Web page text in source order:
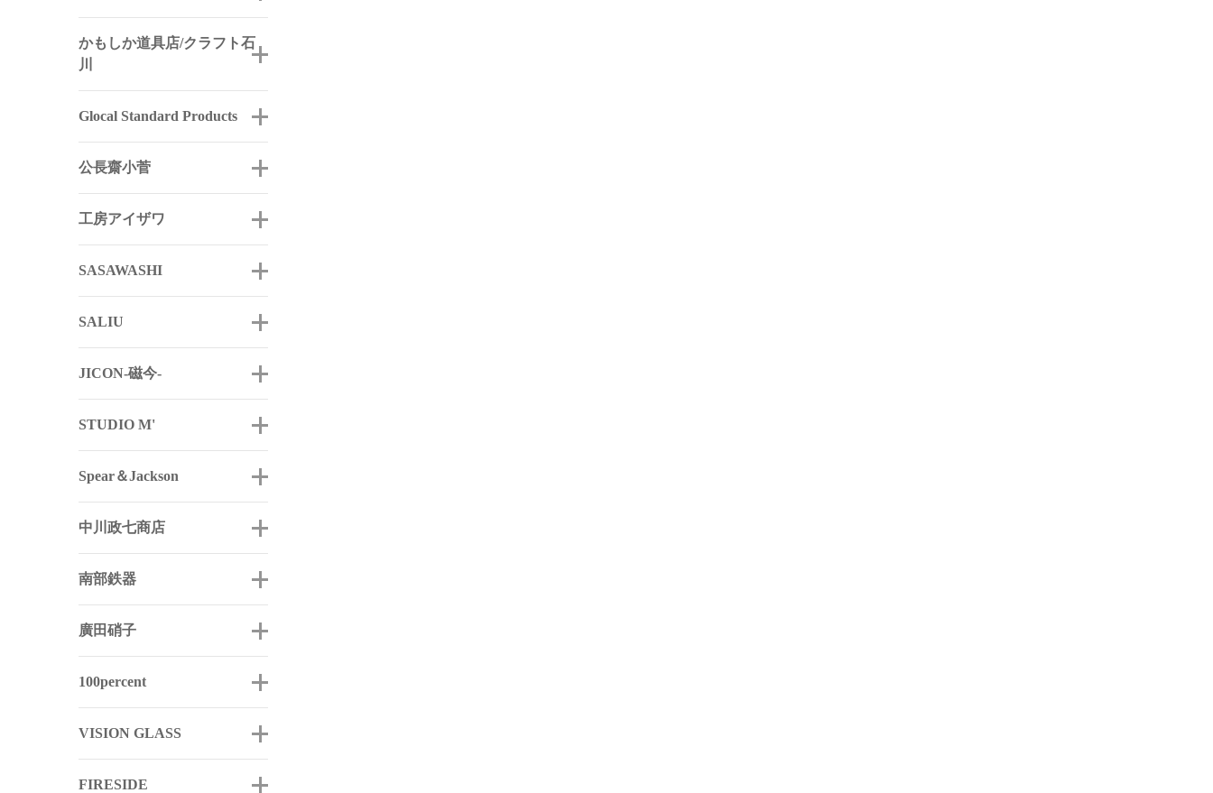
かもしか道具店/クラフト石
川
Glocal Standard Products
公長齋小菅
工房アイザワ
SASAWASHI
SALIU
JICON-磁今-
STUDIO M'
Spear＆Jackson
中川政七商店
南部鉄器
廣田硝子
100percent
VISION GLASS
FIRESIDE